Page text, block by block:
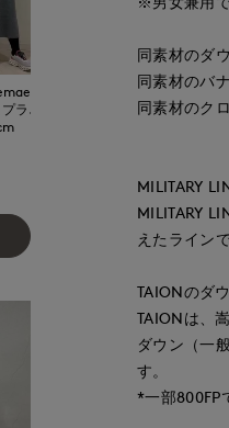
プラーザ東急I.T.'S.international
maemae
たまプラーザ東急
同素材のダ
同素材のバ
同素材のク
MILITARY
MILITARY
えたラインで
TAIONのダ
TAIONは、
ダウン（一
す。
*一部800FP